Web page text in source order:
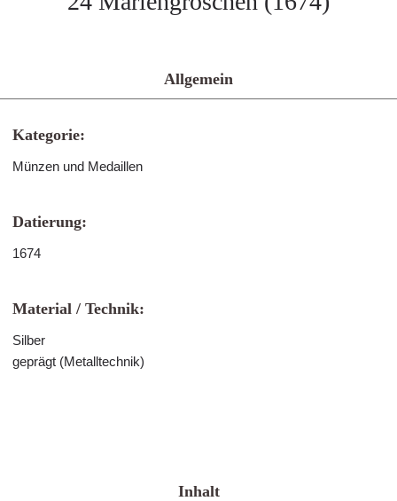
Allgemein
Kategorie:
Münzen und Medaillen
Datierung:
1674
Material / Technik:
Silber
geprägt (Metalltechnik)
Inhalt